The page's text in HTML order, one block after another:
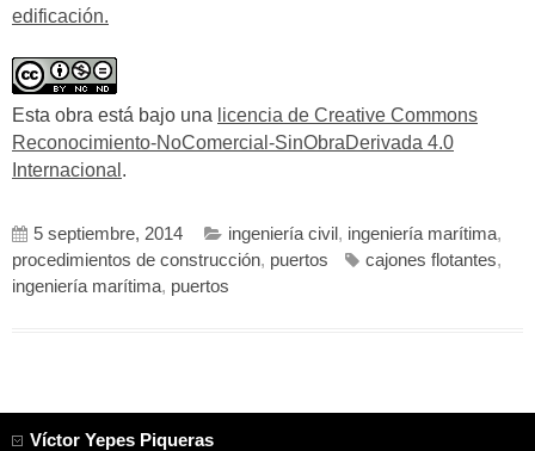
edificación.
Esta obra está bajo una licencia de Creative Commons
Reconocimiento-NoComercial-SinObraDerivada 4.0
Internacional .
5 septiembre, 2014 ingeniería civil, ingeniería marítima,
procedimientos de construcción, puertos cajones flotantes,
ingeniería marítima, puertos
Víctor Yepes Piqueras